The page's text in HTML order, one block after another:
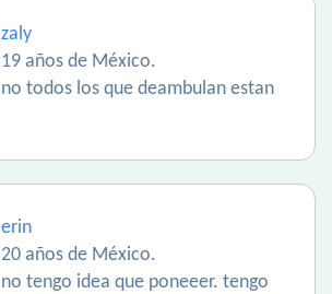
zaly
19 años de México.
no todos los que deambulan estan
erin
20 años de México.
no tengo idea que poneeer. tengo